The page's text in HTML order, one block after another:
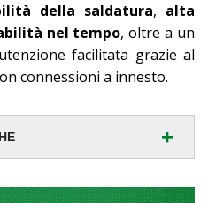
della saldatura, alta
nel tempo, oltre a un
facilitata grazie al
connessioni a innesto.
+